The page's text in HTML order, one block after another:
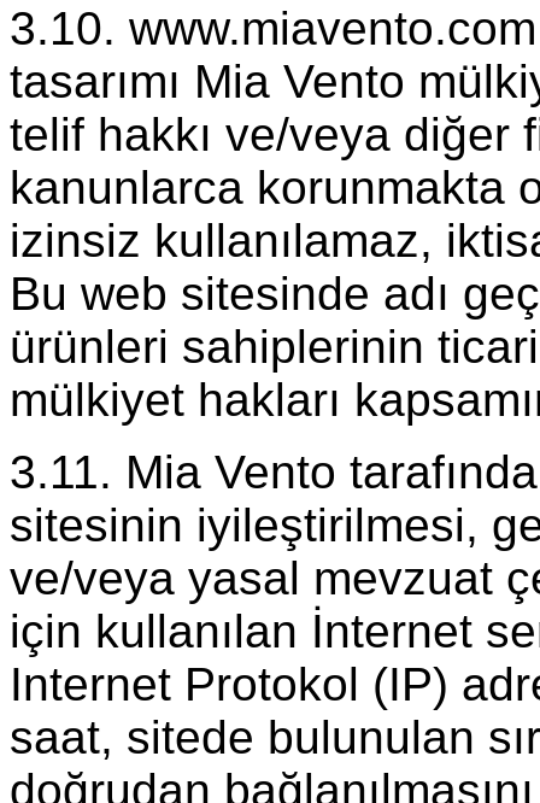
3.10.
tasarımı Mia Vento
telif hakkı ve/veya diğer
kanunlarca korunmakta
izinsiz kullanılamaz,
Bu web sitesinde adı
ürünleri sahiplerinin
mülkiyet hakları
3.11. Mia Vento
sitesinin iyileştirilmesi,
ve/veya yasal mevzuat
için kullanılan İnternet
Internet Protokol (IP)
saat, sitede bulunulan
doğrudan